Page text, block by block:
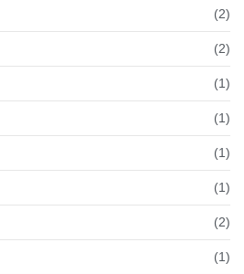
(2)
(2)
(1)
(1)
(1)
(1)
(2)
(1)